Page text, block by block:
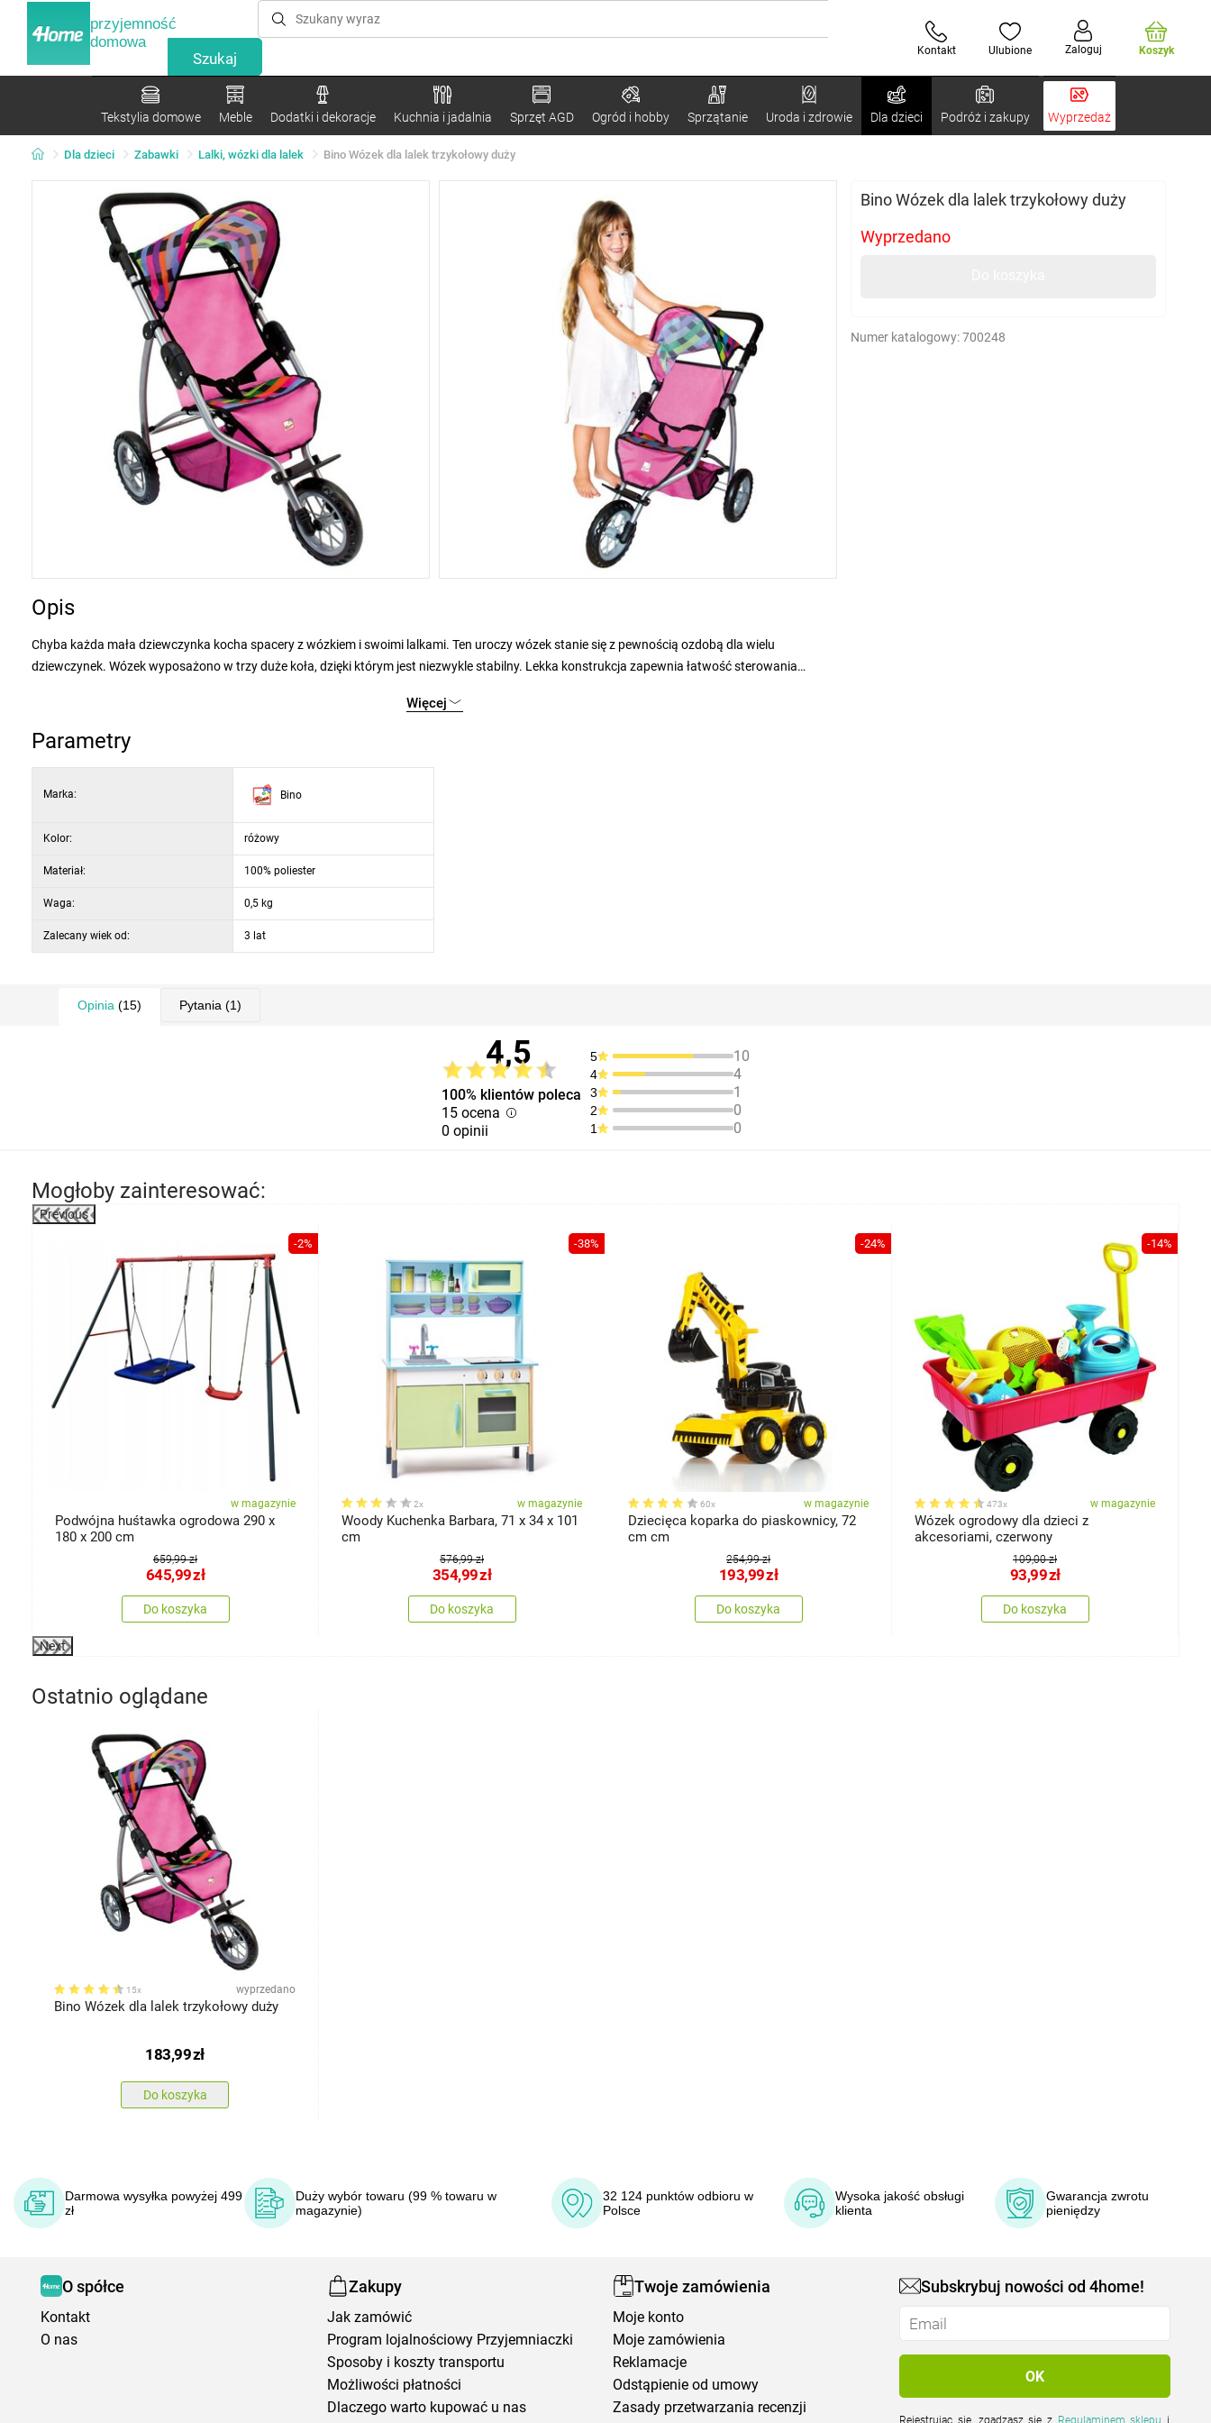
przyjemność
domowa
Kontakt Ulubione Zaloguj Koszyk
Tekstylia domowe Meble Dodatki i dekoracje Kuchnia i jadalnia Sprzęt AGD Ogród i hobby Sprzątanie Uroda i zdrowie Dla dzieci Podróż i zakupy Wyprzedaż
Dla dzieci Zabawki Lalki, wózki dla lalek Bino Wózek dla lalek trzykołowy duży
Bino Wózek dla lalek trzykołowy duży
Wyprzedano
Numer katalogowy:700248
Opis
Chyba każda mała dziewczynka kocha spacery z wózkiem i swoimi lalkami. Ten uroczy wózek stanie się z pewnością ozdobą dla wielu
dziewczynek. Wózek wyposażono w trzy duże koła, dzięki którym jest niezwykle stabilny. Lekka konstrukcja zapewnia łatwość sterowania
w zakresie od 65 do 72 cm wysokości. Ważnym wyposażeniem są również pasy, dzięki którym lalka będzie siedziała na swoim miejscu. Wózek
wyposażono także w praktyczny koszyk, do którego Twoja królewna może włożyć swoje największe skarby.
Więcej
Parametry
Marka: Bino
Kolor: różowy
Materiał: 100% poliester
Waga: 0,5 kg
Zalecany wiek od: 3 lat
Opinia (15) Pytania (1)
4,5
100% klientów poleca
15 ocena
0 opinii
5 10
4 4
3 1
2 0
1 0
Mogłoby zainteresować:
Previous
-2%
w magazynie
Podwójna huśtawka ogrodowa 290 x
180 x 200 cm
659,99 zł
645,99zł
Do koszyka
-38%
2x w magazynie
Woody Kuchenka Barbara, 71 x 34 x 101
cm
576,99 zł
354,99zł
Do koszyka
-24%
60x w magazynie
Dziecięca koparka do piaskownicy, 72
cm cm
254,99 zł
193,99zł
Do koszyka
-14%
473x w magazynie
Wózek ogrodowy dla dzieci z
akcesoriami, czerwony
109,00 zł
93,99zł
Do koszyka
Next
Ostatnio oglądane
15x wyprzedano
Bino Wózek dla lalek trzykołowy duży
183,99zł
Do koszyka
Darmowa wysyłka powyżej 499
zł
Duży wybór towaru (99 % towaru w
magazynie)
32 124 punktów odbioru w
Polsce
Wysoka jakość obsługi
klienta
Gwarancja zwrotu
pieniędzy
O spółce
Kontakt
O nas
Zakupy
Jak zamówić
Program lojalnościowy Przyjemniaczki
Sposoby i koszty transportu
Możliwości płatności
Dlaczego warto kupować u nas
Twoje zamówienia
Moje konto
Moje zamówienia
Reklamacje
Odstąpienie od umowy
Zasady przetwarzania recenzji
Subskrybuj nowości od 4home!
Rejestrując się, zgadzasz się z Regulaminem sklepu